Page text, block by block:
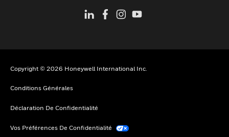
Copyright © 2026 Honeywell International Inc.
Conditions Générales
Déclaration De Confidentialité
Vos Préférences De Confidentialité